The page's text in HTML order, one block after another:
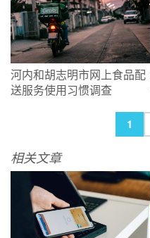
河内和胡志明市网上食品配
送服务使用习惯调查
1
相关文章